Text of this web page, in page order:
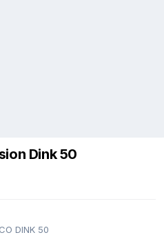
Dink 50
DINK 50